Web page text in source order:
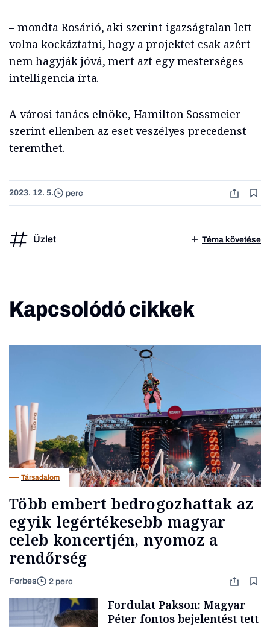
– mondta Rosárió, aki szerint igazságtalan lett
volna kockáztatni, hogy a projektet csak azért
nem hagyják jóvá, mert azt egy mesterséges
intelligencia írta.
A városi tanács elnöke, Hamilton Sossmeier
szerint ellenben az eset veszélyes precedenst
teremthet.
2023. 12. 5. perc
Üzlet Téma követése
Kapcsolódó cikkek
Társadalom
Több embert bedrogozhattak az
egyik legértékesebb magyar
celeb koncertjén, nyomoz a
rendőrség
Forbes 2 perc
Fordulat Pakson: Magyar
Péter fontos bejelentést tett